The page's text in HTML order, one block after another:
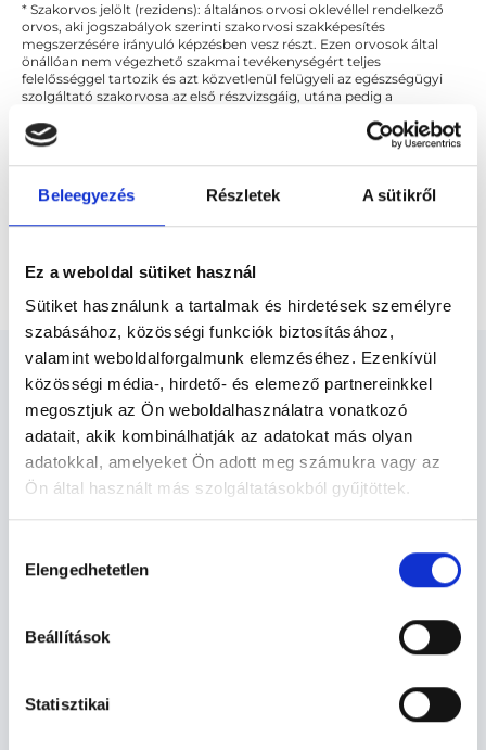
Beleegyezés Részletek A sütikről
Ez a weboldal sütiket használ
Sütiket használunk a tartalmak és hirdetések személyre
szabásához, közösségi funkciók biztosításához,
valamint weboldalforgalmunk elemzéséhez. Ezenkívül
közösségi média-, hirdető- és elemező partnereinkkel
megosztjuk az Ön weboldalhasználatra vonatkozó
adatait, akik kombinálhatják az adatokat más olyan
adatokkal, amelyeket Ön adott meg számukra vagy az
Ön által használt más szolgáltatásokból gyűjtöttek.
szabályzat:https://foglaljorvost.hu/info/foglaljorvost-
kiválasztása
Elengedhetetlen
Beállítások
Statisztikai
* Szakorvos jelölt (rezidens): általános orvosi oklevéllel rendelkező
orvos, aki jogszabályok szerinti szakorvosi szakképesítés
megszerzésére irányuló képzésben vesz részt. Ezen orvosok által
önállóan nem végezhető szakmai tevékenységért teljes
felelősséggel tartozik és azt közvetlenül felügyeli az egészségügyi
szolgáltató szakorvosa az első részvizsgáig, utána pedig a
felelősségét kizárja esetleges névazonosságért bármely szakorvos
és szakorvosjelölt esetén.
Főoldal Reumatológus
Rövid vizit (injekció beadás, receptírás)
Reumatológus - Reumatológia
SZAKTERÜLETEK
Szolgáltatások
Budapesti és vidéki reumatológus orvosok